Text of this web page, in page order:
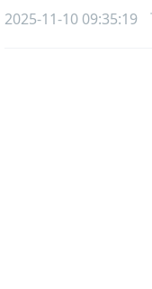
2025-11-10 09:35:19